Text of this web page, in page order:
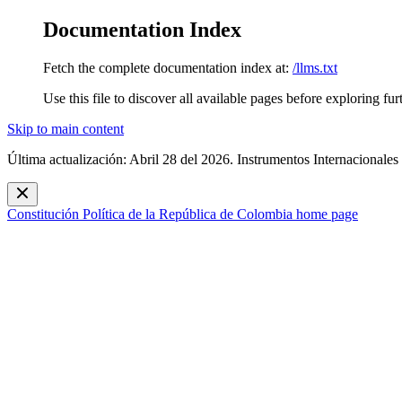
Documentation Index
Fetch the complete documentation index at: /llms.txt
Use this file to discover all available pages before exploring
Skip to main content
Última actualización: Abril 28 del 2026. Instrumentos Internacionales
Constitución Política de la República de Colombia home page